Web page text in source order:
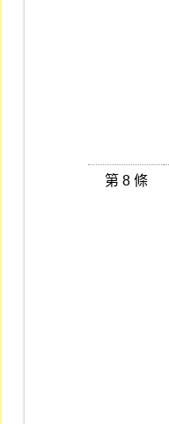
第 8 條